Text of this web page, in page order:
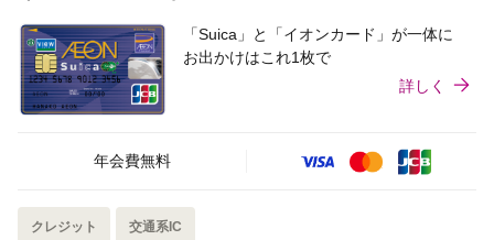
「Suica」と「イオンカード」が一体に
お出かけはこれ1枚で
詳しく
年会費無料
クレジット 交通系IC